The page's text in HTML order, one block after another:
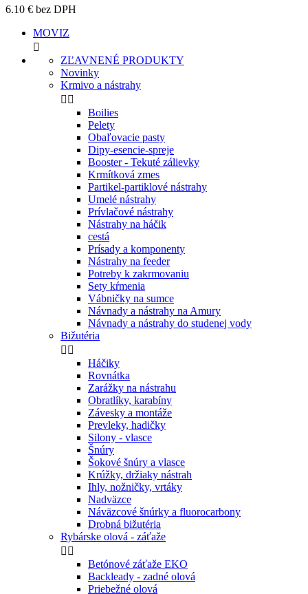
6.10 € bez DPH
MOVIZ

ZĽAVNENÉ PRODUKTY
Novinky
Krmivo a nástrahy
 
Boilies
Pelety
Obaľovacie pasty
Dipy-esencie-spreje
Booster - Tekuté zálievky
Krmítková zmes
Partikel-partiklové nástrahy
Umelé nástrahy
Prívlačové nástrahy
Nástrahy na háčik
cestá
Prísady a komponenty
Nástrahy na feeder
Potreby k zakrmovaniu
Sety kŕmenia
Vábničky na sumce
Návnady a nástrahy na Amury
Návnady a nástrahy do studenej vody
Bižutéria
 
Háčiky
Rovnátka
Zarážky na nástrahu
Obratlíky, karabíny
Závesky a montáže
Prevleky, hadičky
Silony - vlasce
Šnúry
Šokové šnúry a vlasce
Krúžky, držiaky nástrah
Ihly, nožničky, vrtáky
Nadväzce
Náväzcové šnúrky a fluorocarbony
Drobná bižutéria
Rybárske olová - záťaže
 
Betónové záťaže EKO
Backleady - zadné olová
Priebežné olová